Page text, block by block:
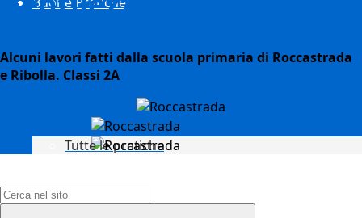
Tutte le pratiche
Alcuni lavori fatti dalla scuola primaria di Roccastrada
e Ribolla. Classi 2A